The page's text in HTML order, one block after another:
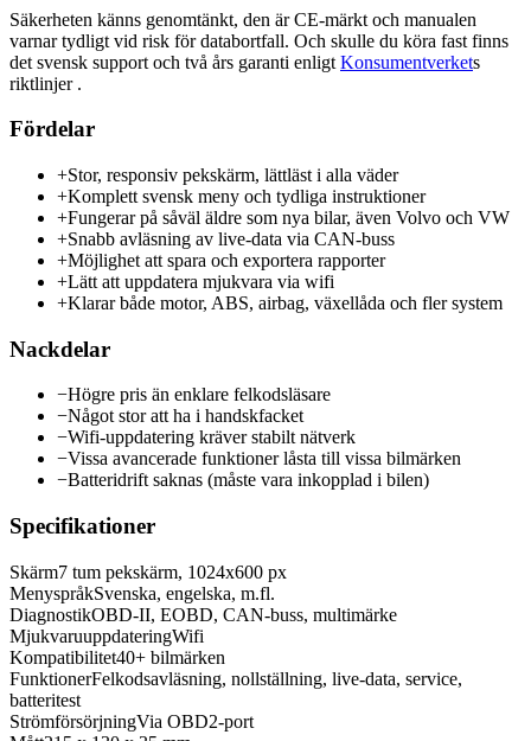
Säkerheten känns genomtänkt, den är CE-märkt och manualen
varnar tydligt vid risk för databortfall. Och skulle du köra fast finns
det svensk support och två års garanti enligt Konsumentverkets
riktlinjer .
Fördelar
+Stor, responsiv pekskärm, lättläst i alla väder
+Komplett svensk meny och tydliga instruktioner
+Fungerar på såväl äldre som nya bilar, även Volvo och VW
+Snabb avläsning av live-data via CAN-buss
+Möjlighet att spara och exportera rapporter
+Lätt att uppdatera mjukvara via wifi
+Klarar både motor, ABS, airbag, växellåda och fler system
Nackdelar
−Högre pris än enklare felkodsläsare
−Något stor att ha i handskfacket
−Wifi-uppdatering kräver stabilt nätverk
−Vissa avancerade funktioner låsta till vissa bilmärken
−Batteridrift saknas (måste vara inkopplad i bilen)
Specifikationer
Skärm7 tum pekskärm, 1024x600 px
MenyspråkSvenska, engelska, m.fl.
DiagnostikOBD-II, EOBD, CAN-buss, multimärke
MjukvaruuppdateringWifi
Kompatibilitet40+ bilmärken
FunktionerFelkodsavläsning, nollställning, live-data, service,
batteritest
StrömförsörjningVia OBD2-port